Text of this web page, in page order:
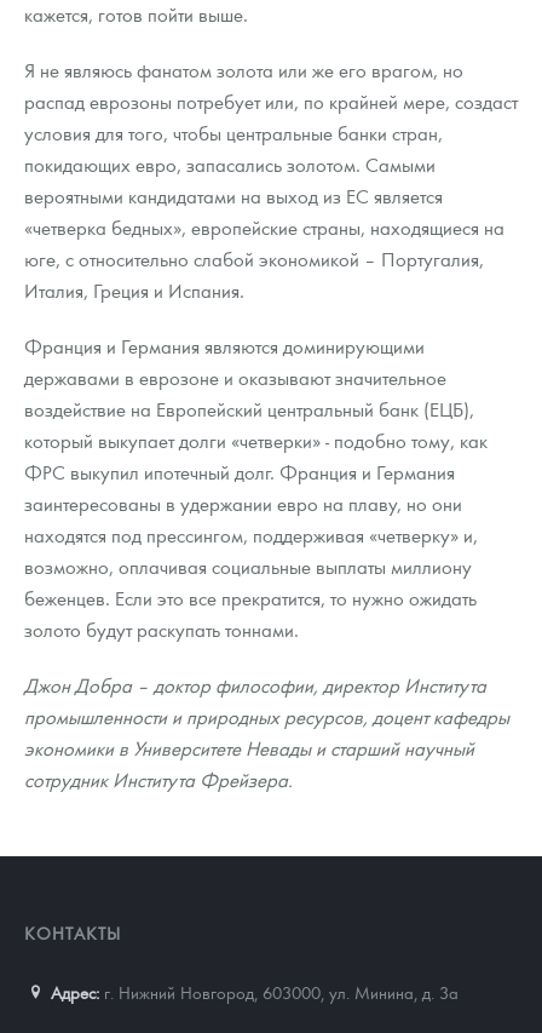
кажется, готов пойти выше.
Я не являюсь фанатом золота или же его врагом, но
распад еврозоны потребует или, по крайней мере, создаст
условия для того, чтобы центральные банки стран,
покидающих евро, запасались золотом. Самыми
вероятными кандидатами на выход из ЕС является
«четверка бедных», европейские страны, находящиеся на
юге, с относительно слабой экономикой – Португалия,
Италия, Греция и Испания.
Франция и Германия являются доминирующими
державами в еврозоне и оказывают значительное
воздействие на Европейский центральный банк (ЕЦБ),
который выкупает долги «четверки» - подобно тому, как
ФРС выкупил ипотечный долг. Франция и Германия
заинтересованы в удержании евро на плаву, но они
находятся под прессингом, поддерживая «четверку» и,
возможно, оплачивая социальные выплаты миллиону
беженцев. Если это все прекратится, то нужно ожидать
золото будут раскупать тоннами.
Джон Добра – доктор философии, директор Института
промышленности и природных ресурсов, доцент кафедры
экономики в Университете Невады и старший научный
сотрудник Института Фрейзера.
КОНТАКТЫ
Адрес: г. Нижний Новгород, 603000 ул. Минина, д. 3а